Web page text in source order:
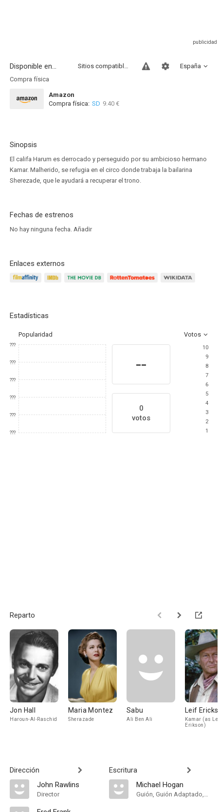
Disponible en... España
Sitios compatibles
Compra física
Amazon
Compra física: SD 9.40 €
Sinopsis
El califa Harum es derrocado y perseguido por su ambicioso hermano
Kamar. Malherido, se refugia en el circo donde trabaja la bailarina
Sherezade, que le ayudará a recuperar el trono.
Fechas de estrenos
No hay ninguna fecha. Añadir
Enlaces externos
Estadísticas
Popularidad Votos
???
???
???
???
???
???
--
0
votos
10
9
8
7
6
5
4
3
2
1
Reparto
Jon Hall
Haroun-Al-Raschid
Maria Montez
Sherazade
Sabu
Ali Ben Ali
Leif
Kamar (as
Erikson)
Dirección
John Rawlins
Director
Escritura
Michael Hogan
Guión, Guión Adaptado, Historia